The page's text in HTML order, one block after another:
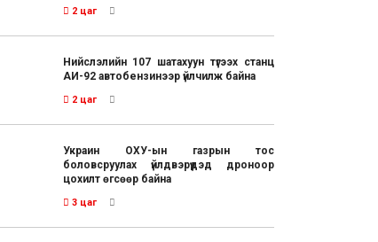
2 цаг
Нийслэлийн 107 шатахуун түгээх станц
АИ-92 автобензинээр үйлчилж байна
2 цаг
Украин ОХУ-ын газрын тос
боловсруулах үйлдвэрүүдэд дроноор
цохилт өгсөөр байна
3 цаг